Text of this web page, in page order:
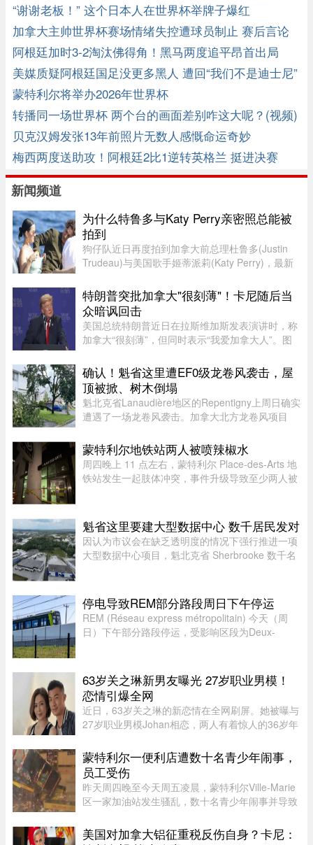
“谢谢老板！” 这个日本人在世界杯举牌子爆红
加拿大主帅世界杯赛场情绪失控遭球员制止 赛后言论
再引争议 ... ...
阿根廷加时3-2淘汰佛得角！黑马两度追平昂首出局
美媒质疑阿根廷国足没更多黑人 遭回“我们不是迪士尼”
蒙特利尔将举办2026年世界杯
转播同一场世界杯 两个台的画面差别咋这大呢？(视频)
贝克汉姆发张13年前照片无数人感慨命运奇妙
梅西两度送助攻！阿根廷2比1逆转英格兰 挺进决赛
新闻频道
为什么特鲁多与Katy Perry亲密照总能被
拍到
狗仔队近日再度拍到加拿大前总理杜鲁多(Justin
Trudeau)与美国歌手姬蒂派莉(Katy Perry)，最新
动和拥吻，举止形影不离，再度成为娱乐媒体焦
点，也成功吸引美国参议员的 ...
特朗普突批加拿大"很刻薄"！卡尼随后当
众暗讽回击
美国总统特朗普近日在拉斯维加斯发表演讲时，称
加拿大“很刻薄”，但同时表示“我爱加拿大人”。图
Casino Resort Spa 发表演讲，宣传华盛顿的经济
议程。他在发言中谈到 ...
确认！魁省这里遭EF0级龙卷风袭击，屋
顶被掀、树木倒塌
魁北克省Lanaudière地区的Repentigny上周日确实
遭遇了一场龙卷风袭击。加拿大北方龙卷风项目
认，当天形成的是一场EF0级龙卷风。报告指出，
这场龙卷风是在一个弱超级单体 ...
蒙特利尔地铁站两人被喷辣椒水
周四晚上 11 点左右，蒙特利尔 Place-des-Arts 地
铁站发生一起肢体冲突，事件升级导致至少两人被
多名乘客。蒙特利尔警方 ...
魁省这里要建大型数据中心 数千居民发对
因认为市议会在缺乏透明度的情况下强行推进一项
大型数据中心项目，魁北克省 Sherbrooke 数千名
估并举行公开辩论，同时对 ...
停电导致REM部分路段周日下午停运
REM (Réseau express métropolitain) 今天（周
日）下午部分路段停运，受影响区段为Deux-
63岁关之琳新男友曝光 27岁职业男模！
恋情引爆全网
近日，63岁关之琳的新恋情在全网刷屏。她被曝与
27岁职业男模Johan相恋，两人有着惊人的36岁年
认，作为当事人的关之琳却始终保持沉默，既不承
认也不否认，这份淡定态度， ...
蒙特利尔一便利店遭数十名青少年闹事，
员工受伤
昨天周四晚至今天周五凌晨，蒙特利尔Ville-Marie
区一家加油站发生骚乱，数十名青少年闹事并导致
国际烟花节”（International des feux Loto-
美国对加拿大铝征重税反伤自身？卡尼：